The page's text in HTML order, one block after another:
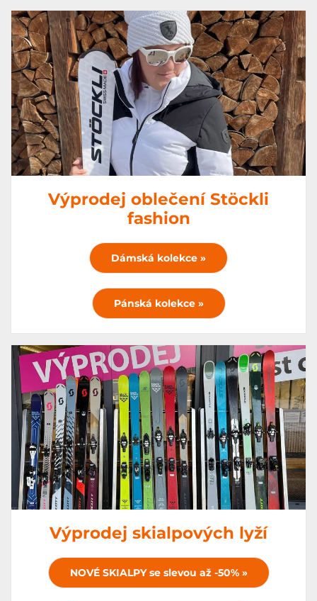
Výprodej oblečení Stöckli
fashion
Dámská kolekce »
Pánská kolekce »
Výprodej skialpových lyží
NOVÉ SKIALPY se slevou až -50% »